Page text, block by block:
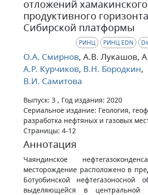
отложений хамакинского
продуктивного горизонта
Сибирской платформы
РИНЦ РИНЦ EDN
О.А. Смирнов, А.В. Лукашов,
А.Р. Курчиков, В.Н. Бородкин,
В.И. Самитова
Выпуск: 3 , Год издания: 2020
Сериальное издание: Геология,
разработка нефтяных и газовых
Страницы: 4-12
Аннотация
Чаяндинское
месторождение расположено в
Ботуобинской нефтегазоносной
выделяющейся в центральной